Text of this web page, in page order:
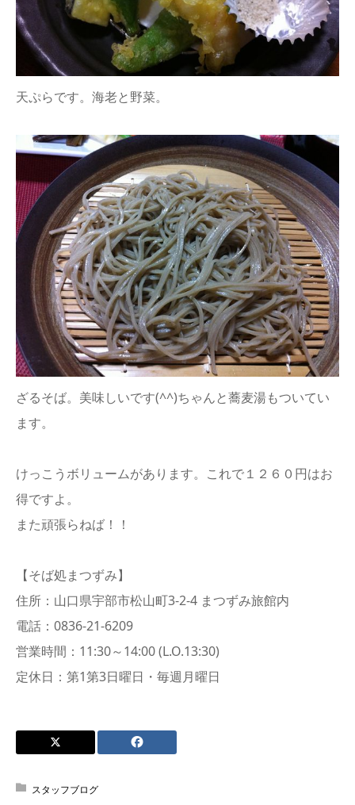
天ぷらです。海老と野菜。
ざるそば。美味しいです(^^)ちゃんと蕎麦湯もついてい
ます。
けっこうボリュームがあります。これで１２６０円はお
得ですよ。
また頑張らねば！！
【そば処まつずみ】
住所：山口県宇部市松山町3-2-4 まつずみ旅館内
電話：0836-21-6209
営業時間：11:30～14:00 (L.O.13:30)
定休日：第1第3日曜日・毎週月曜日
スタッフブログ